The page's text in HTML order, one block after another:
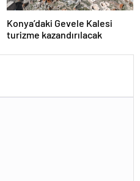
Konya’daki Gevele Kalesi
turizme kazandırılacak